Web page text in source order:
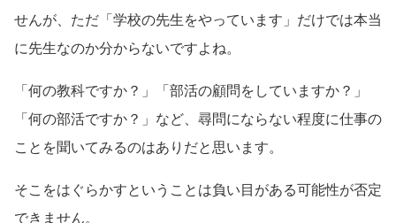
せんが、ただ「学校の先生をやっています」だけでは本当
に先生なのか分からないですよね。
「何の教科ですか？」「部活の顧問をしていますか？」
「何の部活ですか？」など、尋問にならない程度に仕事の
ことを聞いてみるのはありだと思います。
そこをはぐらかすということは負い目がある可能性が否定
できません。